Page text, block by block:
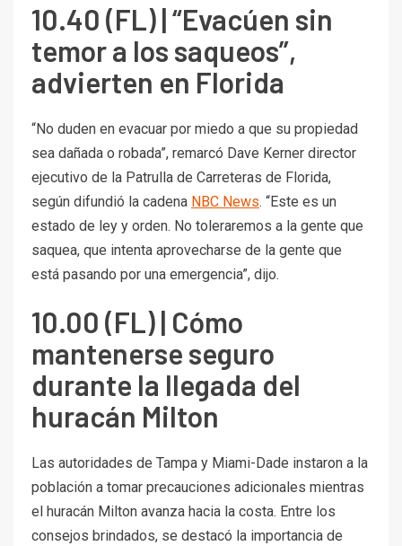
10.40 (FL) | “Evacúen sin
temor a los saqueos”,
advierten en Florida
“No duden en evacuar por miedo a que su propiedad
sea dañada o robada”, remarcó Dave Kerner director
ejecutivo de la Patrulla de Carreteras de Florida,
según difundió la cadena NBC News. “Este es un
estado de ley y orden. No toleraremos a la gente que
saquea, que intenta aprovecharse de la gente que
está pasando por una emergencia”, dijo.
10.00 (FL) | Cómo
mantenerse seguro
durante la llegada del
huracán Milton
Las autoridades de Tampa y Miami-Dade instaron a la
población a tomar precauciones adicionales mientras
el huracán Milton avanza hacia la costa. Entre los
consejos brindados, se destacó la importancia de